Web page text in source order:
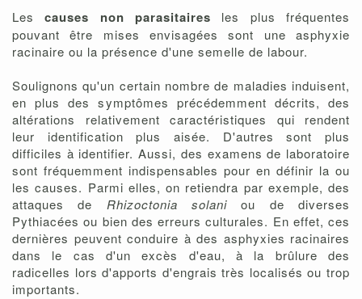
Lescauses non parasitaires les plus fréquentes
pouvant être mises envisagées sont une asphyxie
racinaire ou la présence d'une semelle de labour.
Soulignons qu'un certain nombre de maladies induisent,
en plus des symptômes précédemment décrits, des
altérations relativement caractéristiques qui rendent
leur identification plus aisée. D'autres sont plus
difficiles à identifier. Aussi, des examens de laboratoire
sont fréquemment indispensables pour en définir la ou
les causes. Parmi elles, on retiendra par exemple, des
attaques de Rhizoctonia solani ou de diverses
Pythiacées ou bien des erreurs culturales. En effet, ces
dernières peuvent conduire à des asphyxies racinaires
dans le cas d'un excès d'eau, à la brûlure des
radicelles lors d'apports d'engrais très localisés ou trop
importants.